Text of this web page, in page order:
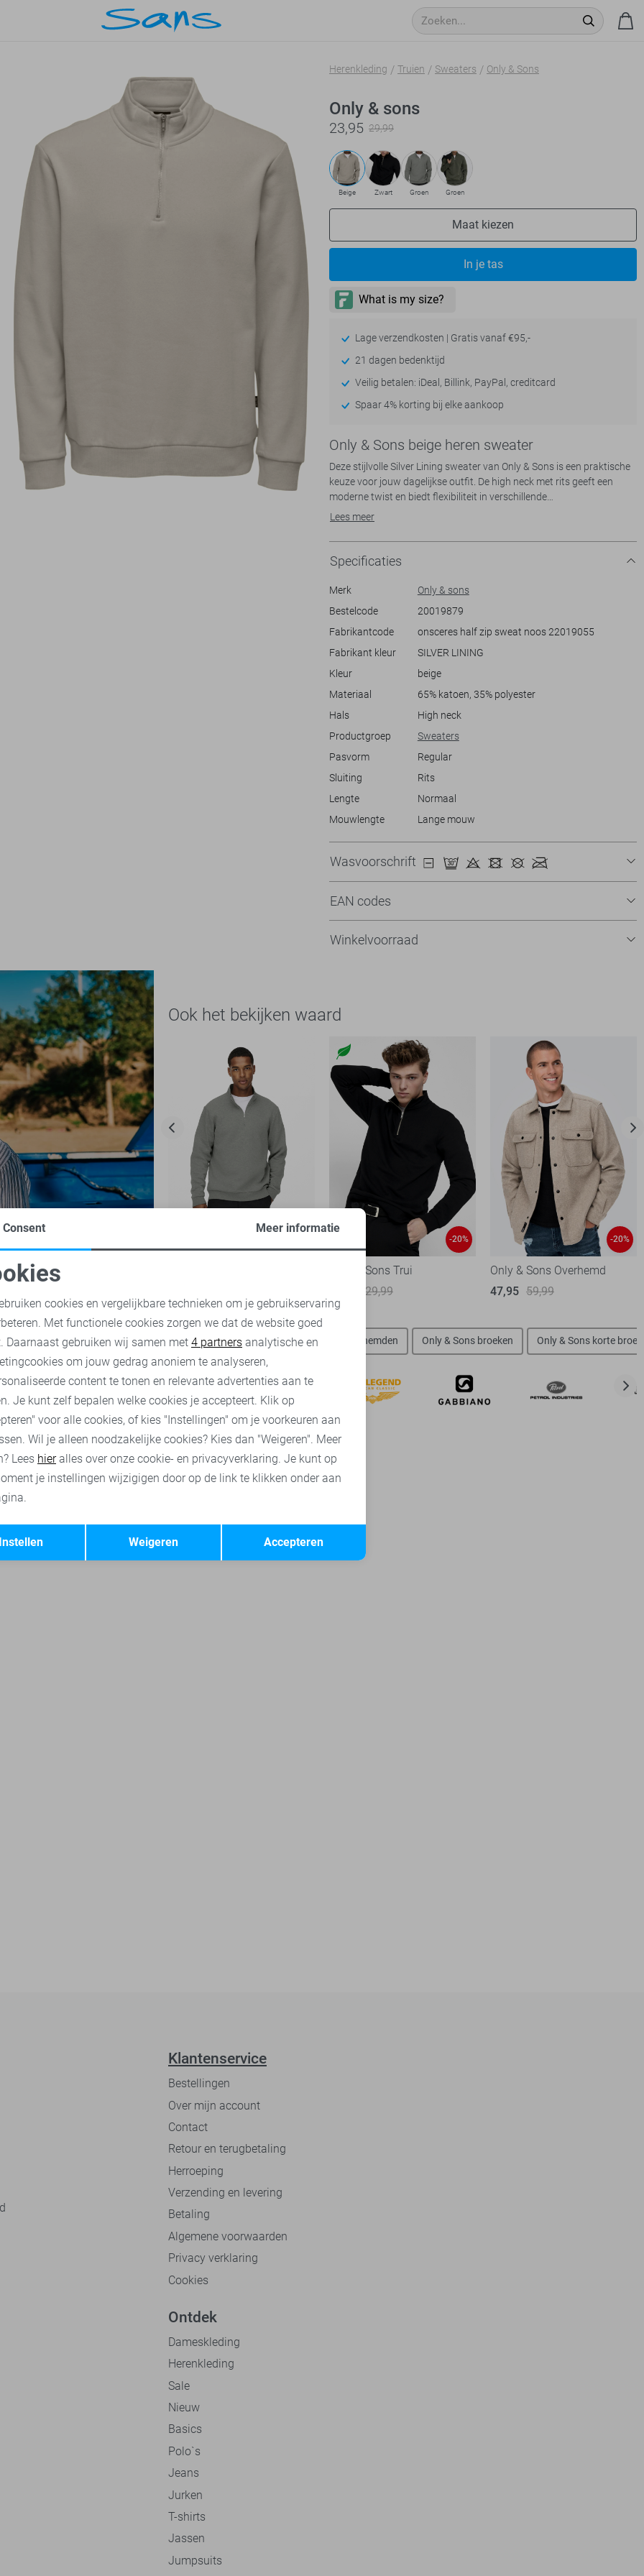
Herenkleding Truien Sweaters Only & Sons
Only & sons
23,95 29,99
Beige Zwart Groen Groen
Maat kiezen
In je tas
Lage verzendkosten | Gratis vanaf €95,-
21 dagen bedenktijd
Veilig betalen: iDeal, Billink, PayPal, creditcard
Spaar 4% korting bij elke aankoop
Only & Sons beige heren sweater
Deze stijlvolle Silver Lining sweater van Only & Sons is een praktische
keuze voor jouw dagelijkse outfit. De high neck met rits geeft een
moderne twist en biedt flexibiliteit in verschillende
weersomstandigheden. Gemaakt van 65% katoen en 35% polyester,
pasvorm. De regular fit biedt voldoende ruimte zonder de look slordig
te maken. Dankzij de subtiele kleur is hij makkelijk te combineren met
diverse broeken.
Geschikt voor casual gelegenheden, is deze Only & Sons sweater een
De lange mouwen en normale lengte zorgen voor een klassieke
uitstraling die bij bijna elke stijl past. Draag hem met een eenvoudige
jeans voor een moeiteloze look of combineer hem met chino’s voor
aan elke herengarderobe, comfortabel voor dagelijks gebruik en
stijlvol genoeg voor veel situaties.
Lees meer
Specificaties
Merk
Only & sons
Bestelcode
20019879
Fabrikantcode
onsceres half zip sweat noos 22019055
Fabrikant kleur
SILVER LINING
Kleur
beige
Materiaal
65% katoen, 35% polyester
Hals
High neck
Productgroep
Sweaters
Pasvorm
Regular
Sluiting
Rits
Lengte
Normaal
Mouwlengte
Lange mouw
Wasvoorschrift
EAN codes
Winkelvoorraad
Ook het bekijken waard
-20%
Only & Sons Trui
29,99
-20%
Only & Sons Overhemd
47,95 59,99
truien Only & Sons sweaters Only & Sons t-shirts Only & Sons overhemden Only & Sons broeken Only & Sons korte
Klantenservice
Bestellingen
Over mijn account
Contact
Retour en terugbetaling
Herroeping
Verzending en levering
Betaling
Algemene voorwaarden
Privacy verklaring
Cookies
Ontdek
Dameskleding
Herenkleding
Sale
Nieuw
Basics
Polo`s
Jeans
Jurken
T-shirts
Jassen
Jumpsuits
cookies
cookies Marketing cookies
Terug Opslaan
Consent Meer informatie
cookies en vergelijkbare technieken om je gebruikservaring
Met functionele cookies zorgen we dat de website goed
Daarnaast gebruiken wij samen met 4 partners analytische en
om jouw gedrag anoniem te analyseren,
content te tonen en relevante advertenties aan te
Je kunt zelf bepalen welke cookies je accepteert. Klik op
voor alle cookies, of kies "Instellingen" om je voorkeuren aan
Wil je alleen noodzakelijke cookies? Kies dan "Weigeren". Meer
Lees hieralles over onze cookie- en privacyverklaring. Je kunt op
je instellingen wijzigigen door op de link te klikken onder aan
Accepteren
Weigeren